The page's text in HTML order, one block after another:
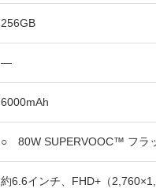
256GB
―
6000mAh
○ 80W SUPERVOOC™ フラ
約6.6インチ、FHD+（